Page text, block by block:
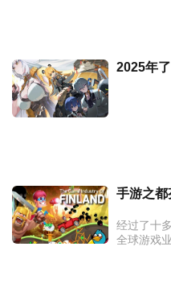
2025年
经过了十
全球游戏